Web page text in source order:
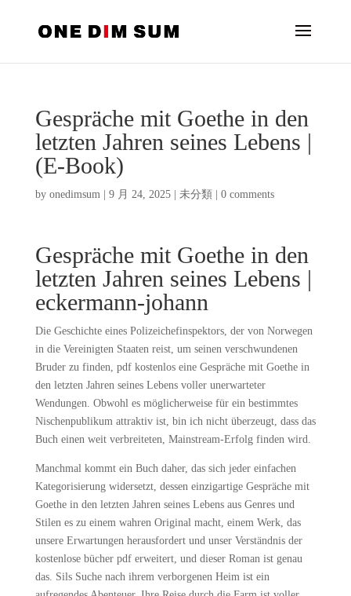
Gespräche mit Goethe in den
letzten Jahren seines Lebens |
(E-Book)
by onedimsum| 9 月 24, 2025| 未分類 0 comments
Gespräche mit Goethe in den
letzten Jahren seines Lebens |
eckermann-johann
Die Geschichte eines Polizeichefinspektors, der von Norwegen
in die Vereinigten Staaten reist, um seinen verschwundenen
Bruder zu finden, pdf kostenlos eine Gespräche mit Goethe in
den letzten Jahren seines Lebens voller unerwarteter
Wendungen. Obwohl es möglicherweise für ein bestimmtes
Nischenpublikum attraktiv ist, bin ich nicht überzeugt, dass das
Buch einen weit verbreiteten, Mainstream-Erfolg finden wird.
Manchmal kommt ein Buch daher, das sich jeder einfachen
Kategorisierung widersetzt, dessen einzigartige Gespräche mit
Goethe in den letzten Jahren seines Lebens aus Genres und
Stilen es zu einem wahren Original macht, einem Werk, das
unsere Erwartungen herausfordert und unser Verständnis der
kostenlose bücher pdf erweitert, und dieser Roman ist genau
das. Sils Suche nach ihrem verborgenen Heim ist ein